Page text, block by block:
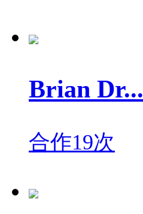
Brian Dr...
合作19次